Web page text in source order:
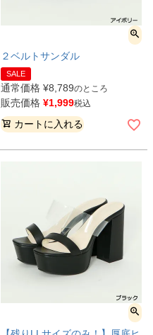
２ベルトサンダル
SALE
通常価格 ¥8,789のところ
販売価格 ¥1,999税込
カートに入れる